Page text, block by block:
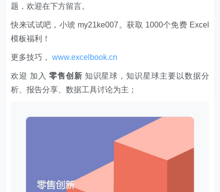
题，欢迎在下方留言。
快来试试吧，小琥 my21ke007。获取 1000个免费 Excel
模板福利​​​​！
更多技巧，www.excelbook.cn
欢迎 加入 零售创新 知识星球，知识星球主要以数据分
析、报告分享、数据工具讨论为主；